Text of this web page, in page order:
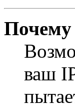
Почему
ваш